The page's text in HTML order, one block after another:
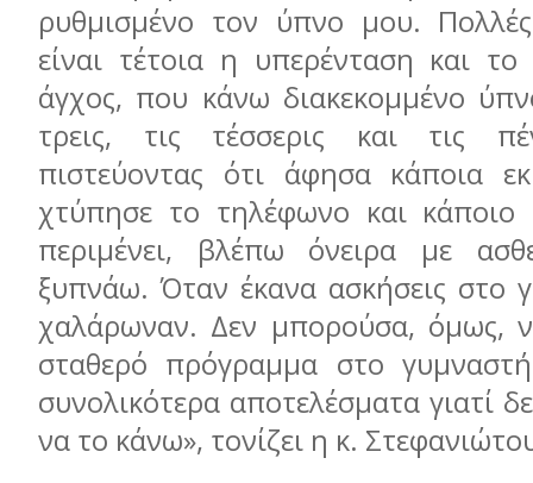
ρυθμισμένο τον ύπνο μου.
είναι τέτοια η υπερένταση και το
άγχος, που κάνω διακεκομμένο
τρεις, τις τέσσερις και τις
πιστεύοντας ότι άφησα κάποια
χτύπησε το τηλέφωνο και κάποιο
περιμένει, βλέπω όνειρα με
ξυπνάω. Όταν έκανα ασκήσεις στο
χαλάρωναν. Δεν μπορούσα, όμως,
σταθερό πρόγραμμα στο
συνολικότερα αποτελέσματα γιατί
να το κάνω», τονίζει η κ.